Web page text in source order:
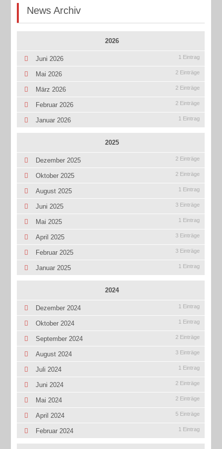
News Archiv
2026
Juni 2026 1 Eintrag
Mai 2026 2 Einträge
März 2026 2 Einträge
Februar 2026 2 Einträge
Januar 2026 1 Eintrag
2025
Dezember 2025 2 Einträge
Oktober 2025 2 Einträge
August 2025 1 Eintrag
Juni 2025 3 Einträge
Mai 2025 1 Eintrag
April 2025 3 Einträge
Februar 2025 3 Einträge
Januar 2025 1 Eintrag
2024
Dezember 2024 1 Eintrag
Oktober 2024 1 Eintrag
September 2024 2 Einträge
August 2024 3 Einträge
Juli 2024 1 Eintrag
Juni 2024 2 Einträge
Mai 2024 2 Einträge
April 2024 5 Einträge
Februar 2024 1 Eintrag